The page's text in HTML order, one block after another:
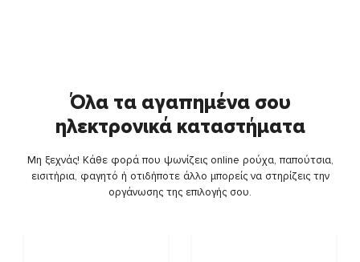
Όλα τα αγαπημένα σου
ηλεκτρονικά καταστήματα
Μη ξεχνάς! Κάθε φορά που ψωνίζεις online ρούχα, παπούτσια,
εισιτήρια, φαγητό ή οτιδήποτε άλλο μπορείς να στηρίζεις την
οργάνωσης της επιλογής σου.